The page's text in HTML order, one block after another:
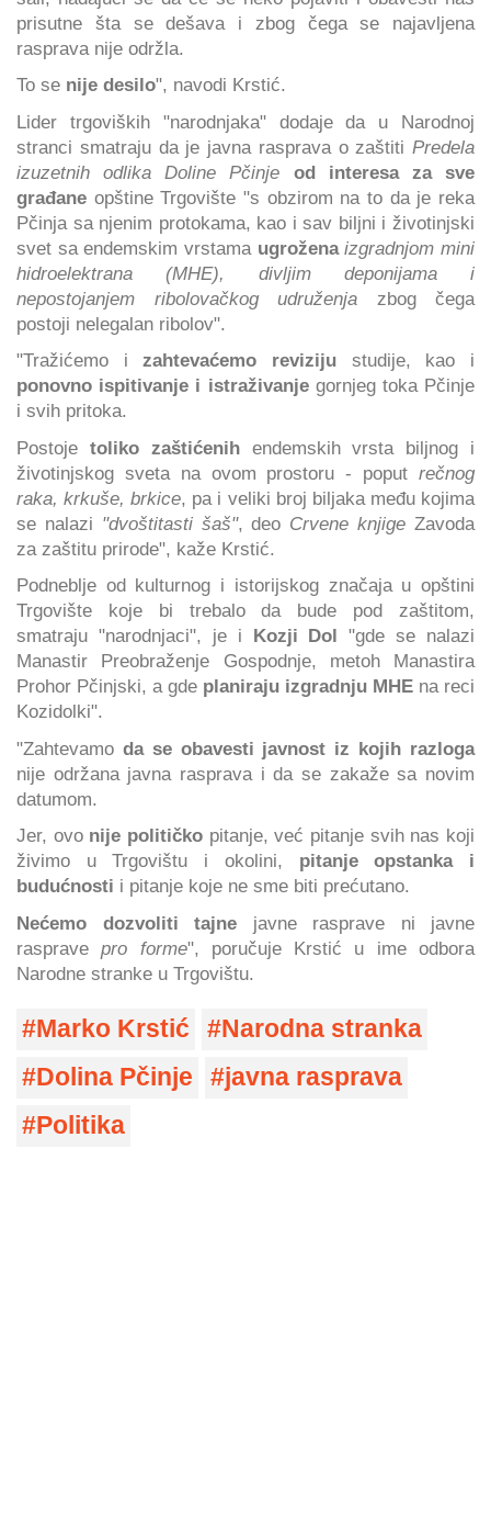
prisutne šta se dešava i zbog čega se najavljena
rasprava nije održla.
To se nije desilo", navodi Krstić.
Lider trgoviških "narodnjaka" dodaje da u Narodnoj
stranci smatraju da je javna rasprava o zaštiti Predela
izuzetnih odlika Doline Pčinje
od interesa za sve
građane opštine Trgovište "s obzirom na to da je reka
Pčinja sa njenim protokama, kao i sav biljni i životinjski
svet sa endemskim vrstama ugrožena izgradnjom mini
hidroelektrana (MHE), divljim deponijama i
nepostojanjem ribolovačkog udruženja zbog čega
postoji nelegalan ribolov".
"Tražićemo izahtevaćemo reviziju studije, kao i
ponovno ispitivanje i istraživanjegornjeg toka Pčinje
i svih pritoka.
Postoje toliko zaštićenihendemskih vrsta biljnog i
životinjskog sveta na ovom prostoru - poput rečnog
raka, krkuše, brkice, pa i veliki broj biljaka među kojima
se nalazi "dvoštitasti šaš", deo Crvene knjige Zavoda
za zaštitu prirode", kaže Krstić.
Podneblje od kulturnog i istorijskog značaja u opštini
Trgovište koje bi trebalo da bude pod zaštitom,
smatraju "narodnjaci", je i
Kozji Dol
"gde se nalazi
Manastir Preobraženje Gospodnje, metoh Manastira
Prohor Pčinjski, a gde planiraju izgradnju MHE na reci
Kozidolki".
"Zahtevamo da se obavesti javnost iz kojih razloga
nije održana javna rasprava i da se zakaže sa novim
datumom.
Jer, ovo nije političko pitanje, već pitanje svih nas koji
živimo u Trgovištu i okolini, pitanje opstanka i
budućnosti i pitanje koje ne sme biti prećutano.
Nećemo dozvoliti tajne javne rasprave ni javne
raspravepro forme", poručuje Krstić u ime odbora
Narodne stranke u Trgovištu.
Marko Krstić
Narodna stranka
Dolina Pčinje
javna rasprava
Politika